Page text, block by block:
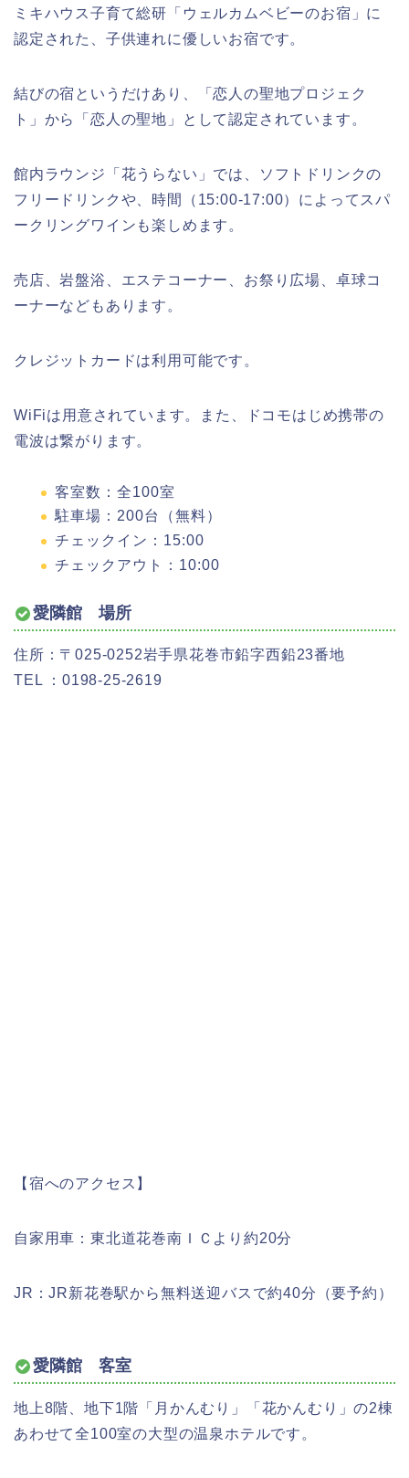
ミキハウス子育て総研「ウェルカムベビーのお宿」に
認定された、子供連れに優しいお宿です。
結びの宿というだけあり、「恋人の聖地プロジェク
ト」から「恋人の聖地」として認定されています。
館内ラウンジ「花うらない」では、ソフトドリンクの
フリードリンクや、時間（15:00-17:00）によってスパ
ークリングワインも楽しめます。
売店、岩盤浴、エステコーナー、お祭り広場、卓球コ
ーナーなどもあります。
クレジットカードは利用可能です。
WiFiは用意されています。また、ドコモはじめ携帯の
電波は繋がります。
客室数：全100室
駐車場：200台（無料）
チェックイン：15:00
チェックアウト：10:00
愛隣館 場所
住所：〒025-0252岩手県花巻市鉛字西鉛23番地
TEL ：0198-25-2619
【宿へのアクセス】
自家用車：東北道花巻南ＩＣより約20分
JR：JR新花巻駅から無料送迎バスで約40分（要予約）
愛隣館 客室
地上8階、地下1階「月かんむり」「花かんむり」の2棟
あわせて全100室の大型の温泉ホテルです。